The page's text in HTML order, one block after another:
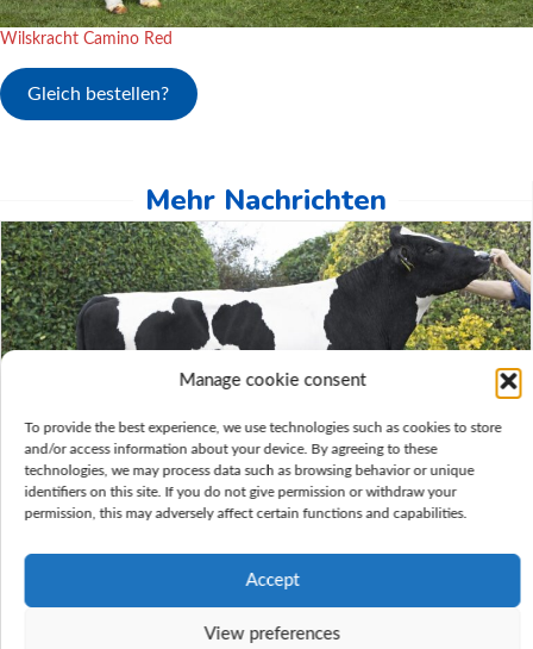
Manage cookie consent
To provide the best experience, we use technologies such as cookies to store
and/or access information about your device. By agreeing to these
technologies, we may process data such as browsing behavior or unique
identifiers on this site. If you do not give permission or withdraw your
permission, this may adversely affect certain functions and capabilities.
Accept
View preferences
Wilskracht Camino Red
Gleich bestellen?
Mehr Nachrichten
Junges talent aus einer bewärten